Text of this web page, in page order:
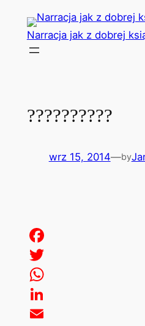
Przejdź
treści
Narracja jak z dobrej
??????????
wrz 15, 2014—by
Facebook
Twitter
WhatsApp
LinkedIn